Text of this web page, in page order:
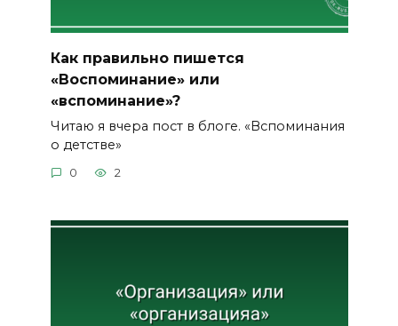
Как правильно пишется
«Воспоминание» или
«вспоминание»?
Читаю я вчера пост в блоге. «Вспоминания
о детстве»
0 2